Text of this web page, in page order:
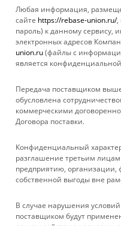
КАТАЛОГ
УСЛУГИ
БРЕНДЫ
КОМПАНИЯ
Любая информация,
сайте https://rebase-union.ru/,
пароль) к данному сервису,
электронных адресов
union.ru(файлы с
является
Передача поставщиком
обусловлена
коммерческими
Договора поставки.
Конфиденциальный
разглашение третьим
предприятию, организации,
собственной выгоды вне
В случае нарушения
поставщиком будут